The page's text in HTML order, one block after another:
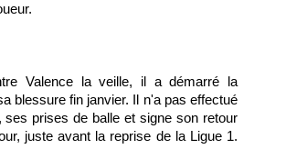
Valence la veille, il a démarré la
blessure fin janvier. Il n'a pas effectué
prises de balle et signe son retour
juste avant la reprise de la Ligue 1.